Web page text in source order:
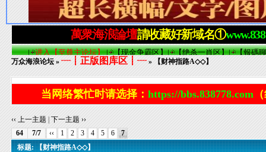
万众海浪论坛 »┈┋正版图库区┋┈» 【财神指路A◇◇】
当网络繁忙时请选择： https://bbs.838778.com
‹‹ 上一主题 |下一主题 ››
64
7/7 ‹‹ 1 2 3 4 5 6
7
标题: 【财神指路A◇◇】